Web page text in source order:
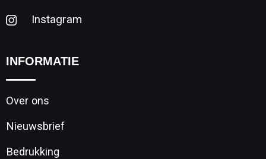
Instagram
INFORMATIE
Over ons
Nieuwsbrief
Bedrukking